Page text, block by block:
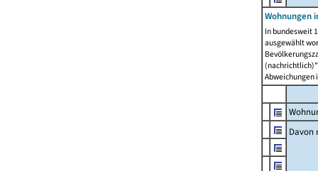
Wohnungen
In bundesweit
ausgewählt
Abweichungen
Davon